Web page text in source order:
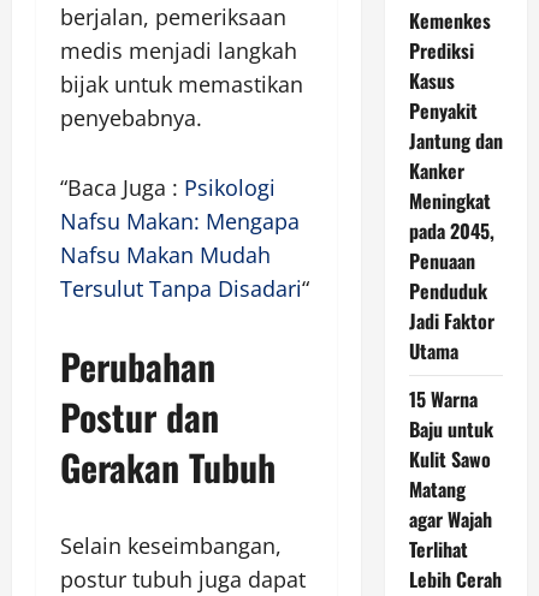
berjalan, pemeriksaan
medis menjadi langkah
bijak untuk memastikan
penyebabnya.
“Baca Juga : Psikologi
Nafsu Makan: Mengapa
Nafsu Makan Mudah
Tersulut Tanpa Disadari“
Perubahan
Postur dan
Gerakan Tubuh
Selain keseimbangan,
postur tubuh juga dapat
Kemenkes
Prediksi
Kasus
Penyakit
Jantung dan
Kanker
Meningkat
pada 2045,
Penuaan
Penduduk
Jadi Faktor
Utama
15 Warna
Baju untuk
Kulit Sawo
Matang
agar Wajah
Terlihat
Lebih Cerah